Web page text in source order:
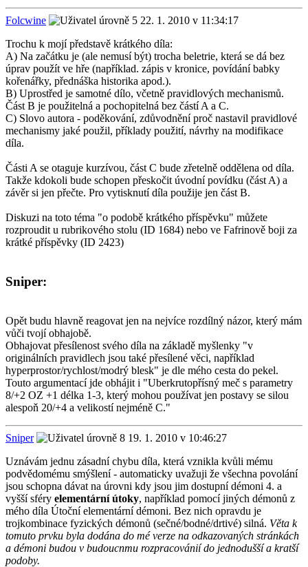
Folcwine
22. 1. 2010 v 11:34:17
Trochu k mojí představě krátkého díla:
A) Na začátku je (ale nemusí být) trocha beletrie, která se dá bez
úprav použít ve hře (například. zápis v kronice, povídání babky
kořenářky, přednáška historika apod.).
B) Uprostřed je samotné dílo, včetně pravidlových mechanismů.
Část B je použitelná a pochopitelná bez částí A a C.
C) Slovo autora - poděkování, zdůvodnění proč nastavil pravidlové
mechanismy jaké použil, příklady použití, návrhy na modifikace
díla.
Části A se otaguje kurzívou, část C bude zřetelně oddělena od díla.
Takže kdokoli bude schopen přeskočit úvodní povídku (část A) a
závěr si jen přečte. Pro vytisknutí díla použije jen část B.
Diskuzi na toto téma "o podobě krátkého příspěvku" můžete
rozproudit u rubrikového stolu (ID 1684) nebo ve Fafrinově boji za
krátké příspěvky (ID 2423)
Sniper:
Opět budu hlavně reagovat jen na nejvíce rozdílný názor, který mám
vůči tvojí obhajobě.
Obhajovat přesílenost svého díla na základě myšlenky "v
originálních pravidlech jsou také přesílené věci, například
hyperprostor/rychlost/modrý blesk" je dle mého cesta do pekel.
Touto argumentací jde obhájit i "Uberkrutopřísný meč s parametry
8/+2 OZ +1 délka 1-3, který mohou používat jen postavy se silou
alespoň 20/+4 a velikostí nejméně C."
Sniper
19. 1. 2010 v 10:46:27
Uznávám jednu zásadní chybu díla, která vznikla kvůli mému
podvědomému smýšlení - automaticky uvažuji že všechna povolání
jsou schopna dávat na úrovni kdy jsou jim dostupní démoni 4. a
vyšší sféry elementární útoky, například pomocí jiných démonů z
mého díla Útoční elementární démoni. Bez nich opravdu je
trojkombinace fyzických démonů (sečné/bodné/drtivé) silná. Věta k
tomuto prvku byla dodána do mé verze na odkazovaných stránkách
a démoni budou v budoucnmu rozpracovánií do jednodušší a kratší
podoby.